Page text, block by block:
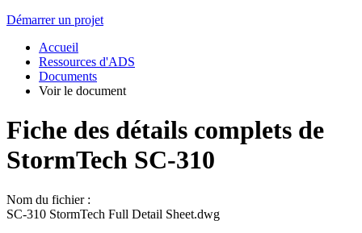
Démarrer un projet
Accueil
Ressources d'ADS
Documents
Voir le document
Fiche des détails complets de
StormTech SC-310
Nom du fichier :
SC-310 StormTech Full Detail Sheet.dwg